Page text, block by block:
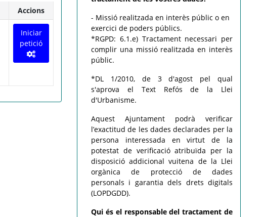
Accions
Iniciar
petició
- Missió realitzada en interès públic o en
exercici de poders públics.
*RGPD: 6.1.e) Tractament necessari per
complir una missió realitzada en interès
públic.
*DL 1/2010, de 3 d'agost pel qual
s'aprova el Text Refós de la Llei
d'Urbanisme.
Aquest Ajuntament podrà verificar
l’exactitud de les dades declarades per la
persona interessada en virtut de la
potestat de verificació atribuïda per la
disposició addicional vuitena de la Llei
orgànica de protecció de dades
personals i garantia dels drets digitals
(LOPDGDD).
Qui és el responsable del tractament de